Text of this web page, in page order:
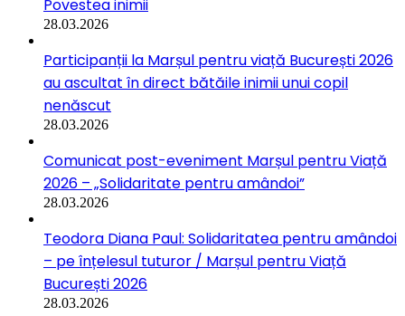
Povestea inimii
28.03.2026
Participanții la Marșul pentru viață București 2026
au ascultat în direct bătăile inimii unui copil
nenăscut
28.03.2026
Comunicat post-eveniment Marșul pentru Viață
2026 – „Solidaritate pentru amândoi”
28.03.2026
Teodora Diana Paul: Solidaritatea pentru amândoi
– pe înțelesul tuturor / Marșul pentru Viață
București 2026
28.03.2026